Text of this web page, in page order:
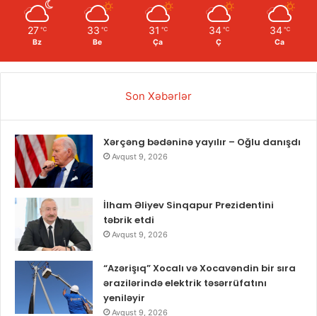
27 ℃
Bz
33 ℃
Be
31 ℃
Ça
34 ℃
Ç
34 ℃
Ca
Son Xəbərlər
Xərçəng bədəninə yayılır – Oğlu danışdı
Avqust 9, 2026
İlham Əliyev Sinqapur Prezidentini
təbrik etdi
Avqust 9, 2026
“Azərişıq” Xocalı və Xocavəndin bir sıra
ərazilərində elektrik təsərrüfatını
yeniləyir
Avqust 9, 2026